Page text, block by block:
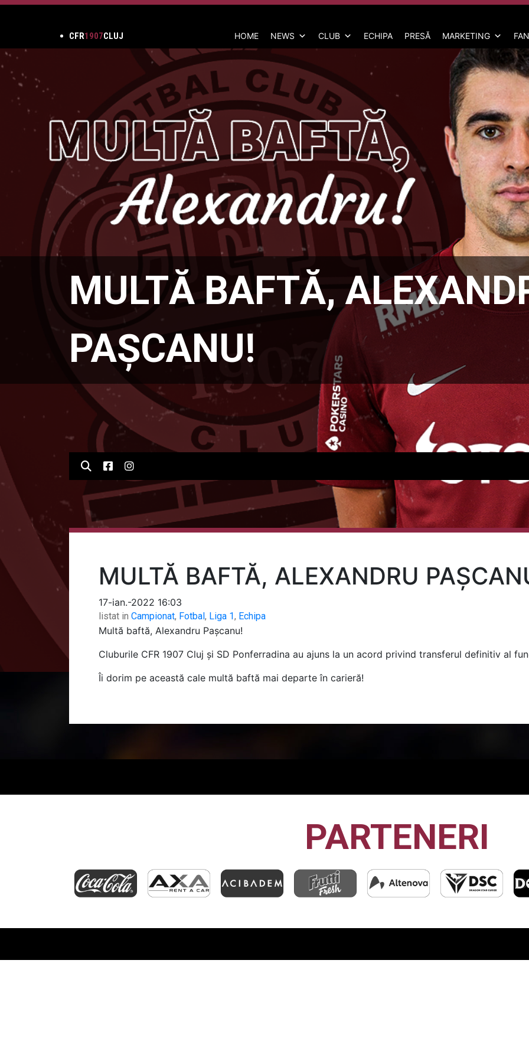
CFR1907CLUJ HOME NEWS CLUB ECHIPA PRESĂ MARKETING
MULTĂ BAFTĂ,
PAȘCANU!
MULTĂ BAFTĂ, ALEXANDRU
17-ian.-2022 16:03
listat in Campionat, Fotbal , Liga 1, Echipa
Multă baftă, Alexandru Pașcanu!
Cluburile CFR 1907 Cluj și SD Ponferradina au ajuns la un acord privind transferul definitiv al
Îi dorim pe această cale multă baftă mai departe în carieră!
PARTENERI